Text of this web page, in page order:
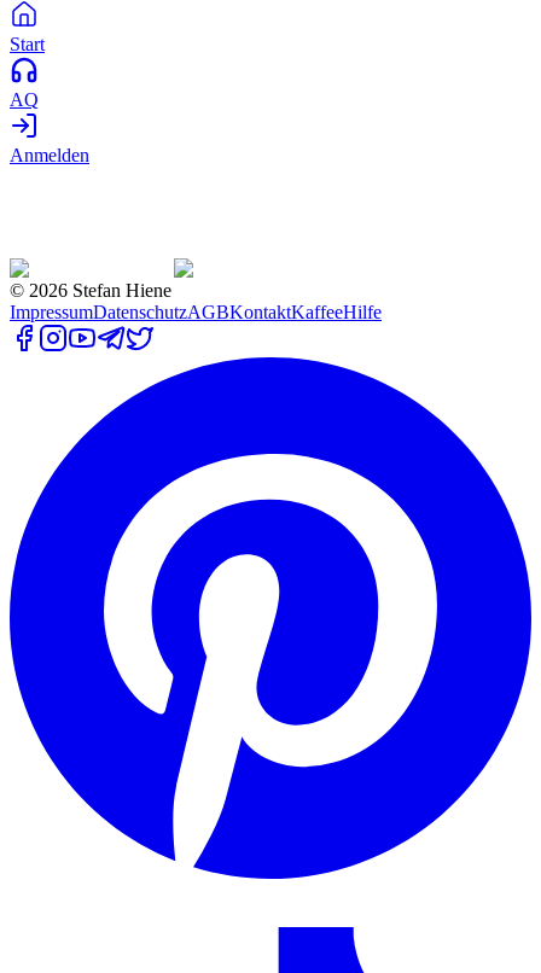
Start
AQ
Anmelden
© 2026 Stefan Hiene
ImpressumDatenschutzAGBKontaktKaffeeHilfe